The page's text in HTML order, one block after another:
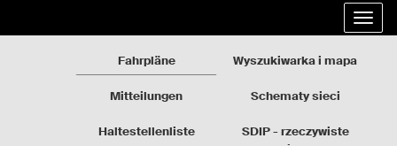
die
Fahrpläne Wyszukiwarka i mapa
Mitteilungen Schematy sieci
Haltestellenliste
SDIP - rzeczywiste